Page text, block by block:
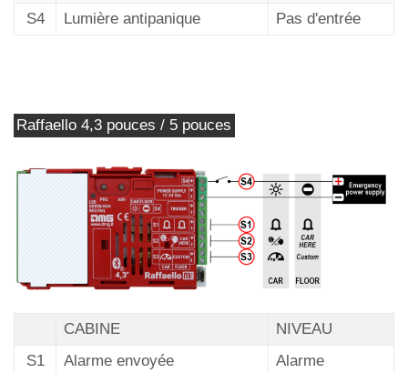
Système de positionnement autonome
S4
Lumière antipanique Pas d'entrée
Raffaello 4,3 pouces / 5 pouces
CABINE
NIVEAU
S1
Alarme envoyée
Alarme